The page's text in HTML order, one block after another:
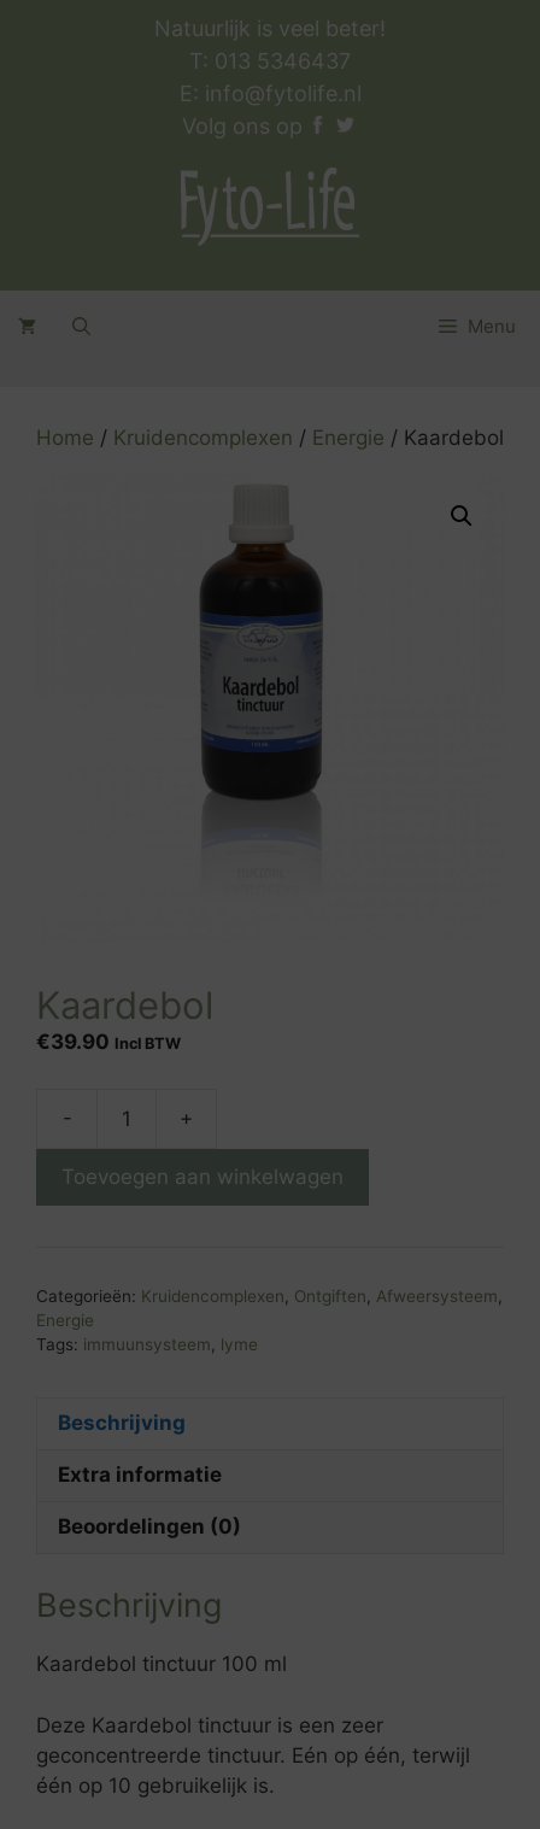
Natuurlijk is veel beter!
T: 013 5346437
E: info@fytolife.nl
Volg ons op
Menu
Home / Kruidencomplexen / Energie / Kaardebol
Kaardebol
€39.90 Incl BTW
- +
Toevoegen aan winkelwagen
Categorieën: Kruidencomplexen Ontgiften Afweersysteem
Energie
Tags: immuunsysteem lyme
Beschrijving
Extra informatie
Beoordelingen (0)
Beschrijving
Kaardebol tinctuur 100 ml
Deze Kaardebol tinctuur is een zeer
geconcentreerde tinctuur. Eén op één, terwijl
één op 10 gebruikelijk is.